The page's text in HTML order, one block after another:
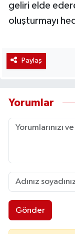
geliri elde
oluşturmayı
Paylaş
Yorumlar
Gönder